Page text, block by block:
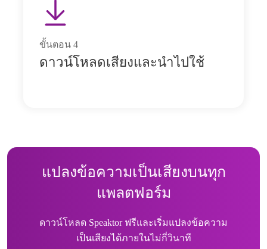
ขั้นตอน 4
ดาวน์โหลดเสียงและนำไปใช้
แปลงข้อความเป็นเสียงบนทุก
แพลตฟอร์ม
ดาวน์โหลด Speaktor ฟรีและเริ่มแปลงข้อความ
เป็นเสียงได้ภายในไม่กี่วินาที